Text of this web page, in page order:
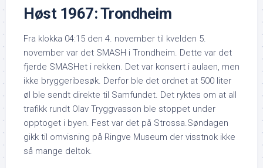
Høst 1967: Trondheim
Fra klokka 04:15 den 4. november til kvelden 5.
november var det SMASH i Trondheim. Dette var det
fjerde SMASHet i rekken. Det var konsert i aulaen, men
ikke bryggeribesøk. Derfor ble det ordnet at 500 liter
øl ble sendt direkte til Samfundet. Det ryktes om at all
trafikk rundt Olav Tryggvasson ble stoppet under
opptoget i byen. Fest var det på Strossa.Søndagen
gikk til omvisning på Ringve Museum der visstnok ikke
så mange deltok.